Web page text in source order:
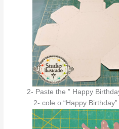
2- Paste the ” Happy
2- cole o “Happy